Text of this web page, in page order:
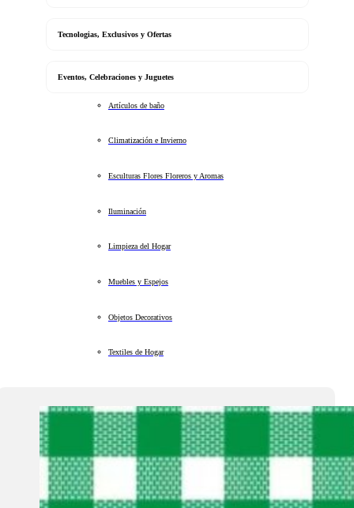
Tecnologias, Exclusivos y Ofertas
Eventos, Celebraciones y Juguetes
Artículos de baño
Climatización e Invierno
Esculturas Flores Floreros y Aromas
Iluminación
Limpieza del Hogar
Muebles y Espejos
Objetos Decorativos
Textiles de Hogar